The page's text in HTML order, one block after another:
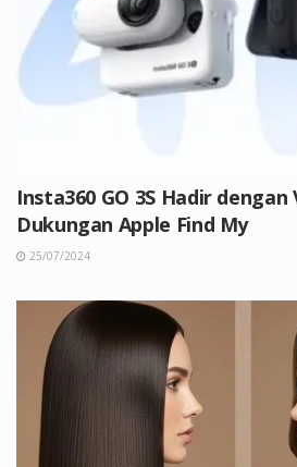
Insta360 GO 3S Hadir dengan
Dukungan Apple Find My
25/07/2024